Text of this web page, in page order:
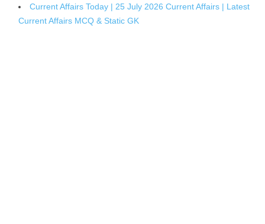
Current Affairs Today | 25 July 2026 Current Affairs | Latest
Current Affairs MCQ & Static GK